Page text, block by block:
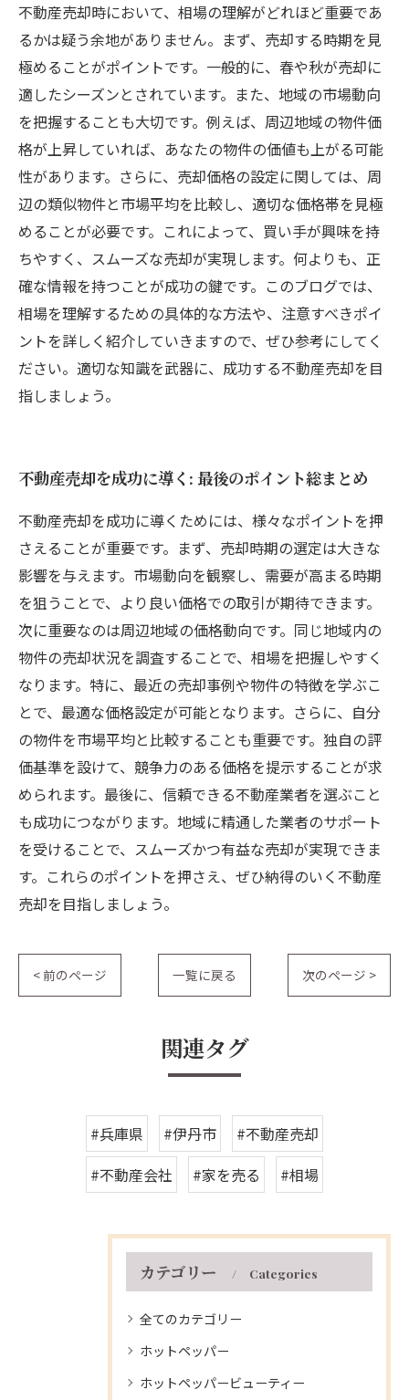
不動産売却時において、相場の理解がどれほど重要であ
るかは疑う余地がありません。まず、売却する時期を見
極めることがポイントです。一般的に、春や秋が売却に
適したシーズンとされています。また、地域の市場動向
を把握することも大切です。例えば、周辺地域の物件価
格が上昇していれば、あなたの物件の価値も上がる可能
性があります。さらに、売却価格の設定に関しては、周
辺の類似物件と市場平均を比較し、適切な価格帯を見極
めることが必要です。これによって、買い手が興味を持
ちやすく、スムーズな売却が実現します。何よりも、正
確な情報を持つことが成功の鍵です。このブログでは、
相場を理解するための具体的な方法や、注意すべきポイ
ントを詳しく紹介していきますので、ぜひ参考にしてく
ださい。適切な知識を武器に、成功する不動産売却を目
指しましょう。
不動産売却を成功に導く: 最後のポイント総まとめ
不動産売却を成功に導くためには、様々なポイントを押
さえることが重要です。まず、売却時期の選定は大きな
影響を与えます。市場動向を観察し、需要が高まる時期
を狙うことで、より良い価格での取引が期待できます。
次に重要なのは周辺地域の価格動向です。同じ地域内の
物件の売却状況を調査することで、相場を把握しやすく
なります。特に、最近の売却事例や物件の特徴を学ぶこ
とで、最適な価格設定が可能となります。さらに、自分
の物件を市場平均と比較することも重要です。独自の評
価基準を設けて、競争力のある価格を提示することが求
められます。最後に、信頼できる不動産業者を選ぶこと
も成功につながります。地域に精通した業者のサポート
を受けることで、スムーズかつ有益な売却が実現できま
す。これらのポイントを押さえ、ぜひ納得のいく不動産
売却を目指しましょう。
< 前のページ 一覧に戻る 次のページ >
関連タグ
#兵庫県 #伊丹市
#不動産売却
#不動産会社
#家を売る #相場
カテゴリー Categories
全てのカテゴリー
ホットペッパー
ホットペッパービューティー